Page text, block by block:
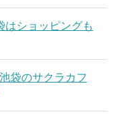
はショッピングも
袋のサクラカフ